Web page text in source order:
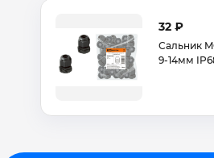
32 ₽
Сальник
9-14мм